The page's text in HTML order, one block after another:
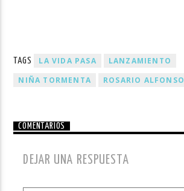
TAGS LA VIDA PASA
LANZAMIENTO
NIÑA TORMENTA
ROSARIO ALFONSO
COMENTARIOS
DEJAR UNA RESPUESTA